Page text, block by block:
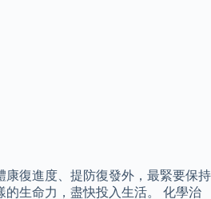
康復進度、提防復發外，最緊要保持
的生命力，盡快投入生活。 化學治